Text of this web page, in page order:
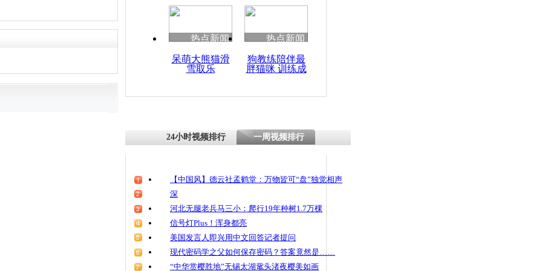
热点新闻
呆萌大熊猫滑
雪取乐
热点新闻
狗教练陪伴最
胖猫咪 训练成
24小时视频排行 一周视频排行
【中国风】德云社孟鹤堂：万物皆可“盘”独觉相声
深
河北无腿老兵马三小：爬行19年种树1.7万棵
信号灯Plus！浑身都亮
美国发言人即兴用中文回答记者提问
现代密码学之父如何保存密码？答案竟然是……
“中华赏樱胜地”无锡太湖鼋头渚夜樱美如画